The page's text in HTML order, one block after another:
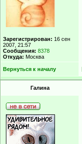
Зарегистрирован: 16 сен
2007, 21:57
Сообщения: 8378
Откуда: Москва
Вернуться к началу
Гaлинa